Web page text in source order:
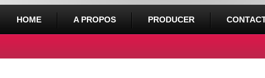
HOME A PROPOS PRODUCER